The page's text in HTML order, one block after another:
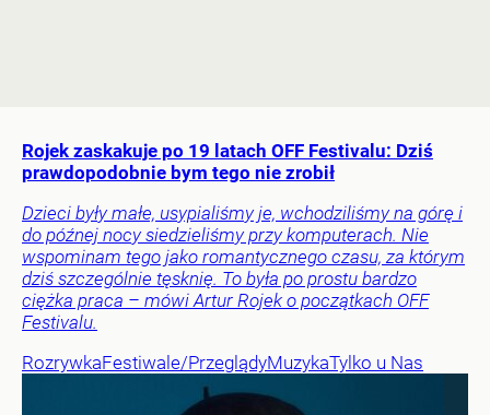
Rojek zaskakuje po 19 latach OFF Festivalu: Dziś
prawdopodobnie bym tego nie zrobił
Dzieci były małe, usypialiśmy je, wchodziliśmy na górę i
do późnej nocy siedzieliśmy przy komputerach. Nie
wspominam tego jako romantycznego czasu, za którym
dziś szczególnie tęsknię. To była po prostu bardzo
ciężka praca – mówi Artur Rojek o początkach OFF
Festivalu.
RozrywkaFestiwale/PrzeglądyMuzykaTylko u Nas